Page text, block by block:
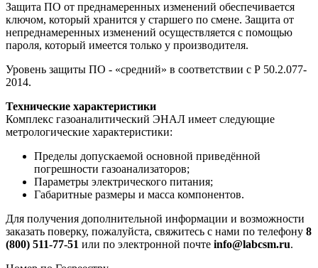
Защита ПО от преднамеренных изменений обеспечивается
ключом, который хранится у старшего по смене. Защита от
непреднамеренных изменений осуществляется с помощью
пароля, который имеется только у производителя.
Уровень защиты ПО - «средний» в соответствии с Р 50.2.077-
2014.
Технические характеристики
Комплекс газоаналитический ЭНАЛ имеет следующие
метрологические характеристики:
Пределы допускаемой основной приведённой
погрешности газоанализаторов;
Параметры электрического питания;
Габаритные размеры и масса компонентов.
Для получения дополнительной информации и возможности
заказать поверку, пожалуйста, свяжитесь с нами по телефону 8
(800) 511-77-51 или по электронной почте info@labcsm.ru.